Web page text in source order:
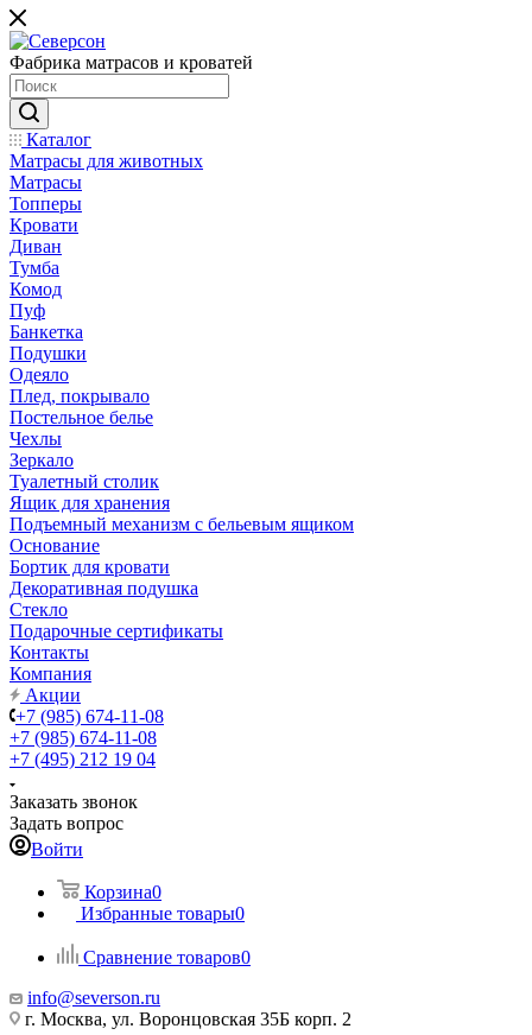
Фабрика матрасов и кроватей
Каталог
Матрасы для животных
Матрасы
Топперы
Кровати
Диван
Тумба
Комод
Пуф
Банкетка
Подушки
Одеяло
Плед, покрывало
Постельное белье
Чехлы
Зеркало
Туалетный столик
Ящик для хранения
Подъемный механизм с бельевым ящиком
Основание
Бортик для кровати
Декоративная подушка
Стекло
Подарочные сертификаты
Контакты
Компания
Акции
+7 (985) 674-11-08
+7 (985) 674-11-08
+7 (495) 212 19 04
Заказать звонок
Задать вопрос
Войти
Корзина0
Избранные товары0
Сравнение товаров0
info@severson.ru
г. Москва, ул. Воронцовская 35Б корп. 2